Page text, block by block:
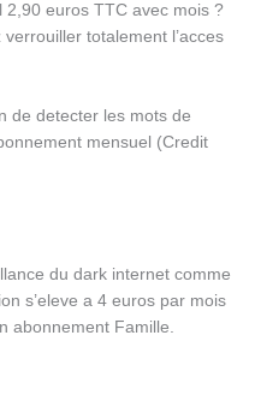
euros TTC avec mois ?
totalement l’acces
de detecter les mots de
mensuel (Credit
du dark internet comme
s’eleve a 4 euros par mois
abonnement Famille.